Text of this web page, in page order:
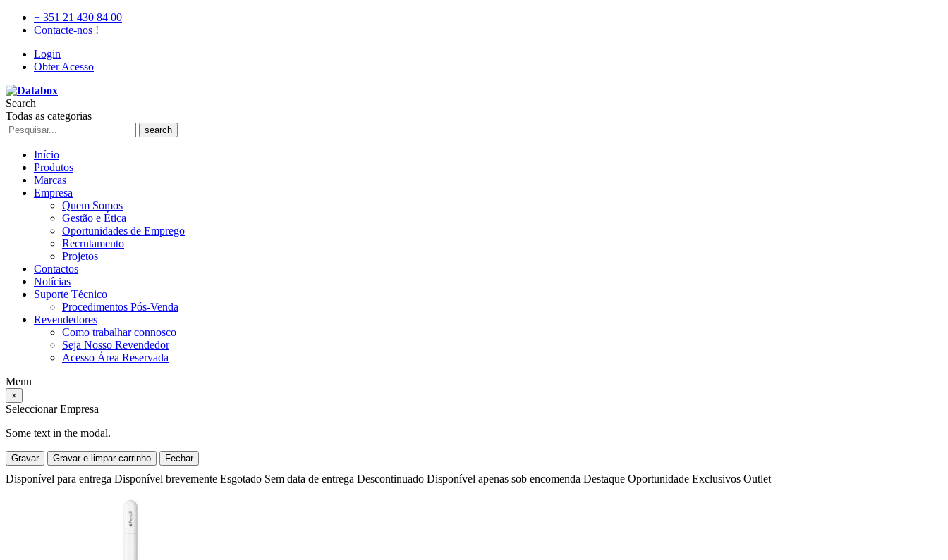
+ 351 21 430 84 00
Contacte-nos !
Login
Obter Acesso
Search
Todas as categorias
search
Início
Produtos
Marcas
Empresa
Quem Somos
Gestão e Ética
Oportunidades de Emprego
Recrutamento
Projetos
Contactos
Notícias
Suporte Técnico
Procedimentos Pós-Venda
Revendedores
Como trabalhar connosco
Seja Nosso Revendedor
Acesso Área Reservada
Menu
×
Seleccionar Empresa
Some text in the modal.
Gravar Gravar e limpar carrinho Fechar
Disponível para entrega Disponível brevemente Esgotado Sem data de entrega Descontinuado Disponível apenas sob encomenda Destaque Oportunidade Exclusivos Outlet